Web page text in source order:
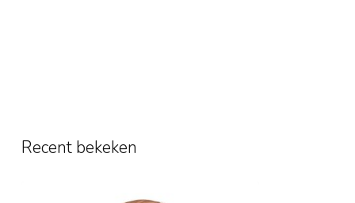
Recent bekeken